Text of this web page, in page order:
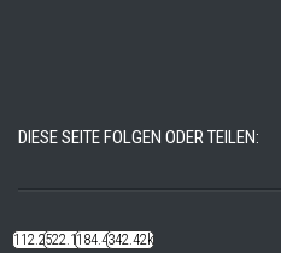
DIESE SEITE FOLGEN ODER TEILEN:
112.22k522.14k184.48k342.42k